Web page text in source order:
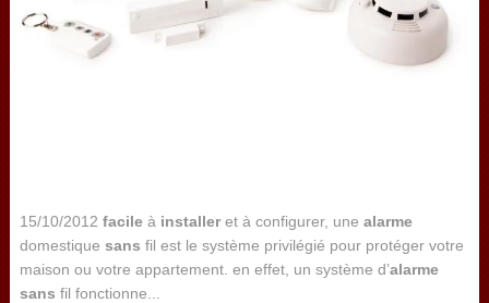
15/10/2012 facileà installeret à configurer, une alarme
domestique sans fil est le système privilégié pour protéger votre
maison ou votre appartement. en effet, un système d’alarme
sans fil fonctionne...